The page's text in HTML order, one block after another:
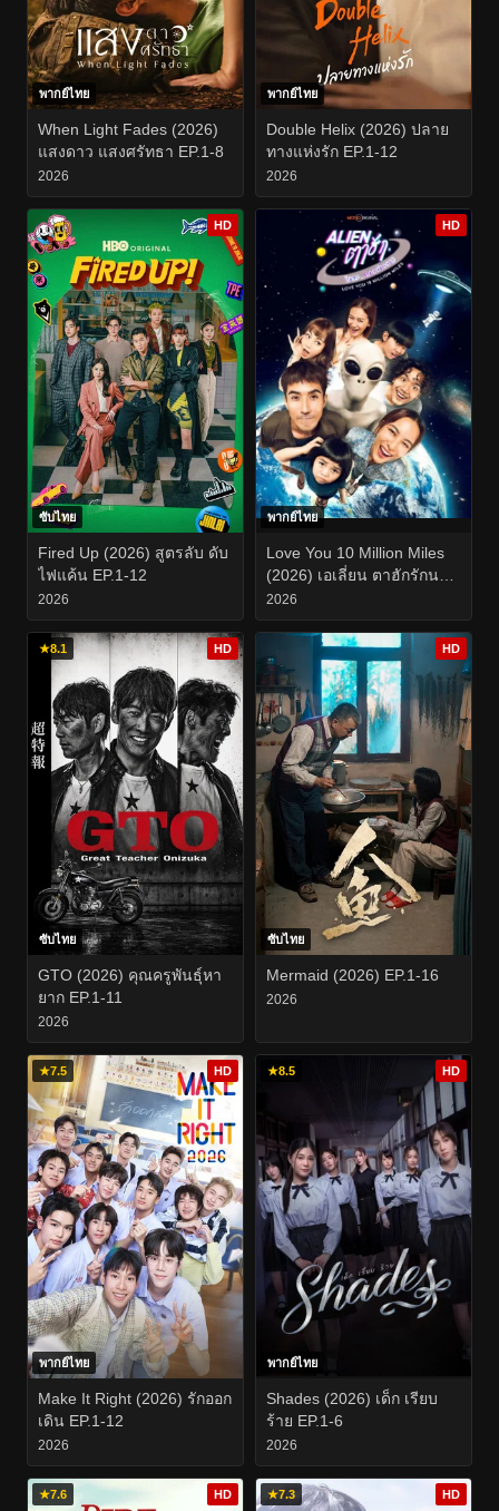
พากย์ไทย
When Light Fades (2026)
แสงดาว แสงศรัทธา EP.1-8
2026
พากย์ไทย
Double Helix (2026) ปลาย
ทางแห่งรัก EP.1-12
2026
HD
ซับไทย
Fired Up (2026) สูตรลับ ดับ
ไฟแค้น EP.1-12
2026
HD
พากย์ไทย
Love You 10 Million Miles
(2026) เอเลี่ยน ตาฮักรักนะ
นายต่างดาว EP.1-6
2026
★8.1 HD
ซับไทย
GTO (2026) คุณครูพันธุ์หา
ยาก EP.1-11
2026
HD
ซับไทย
Mermaid (2026) EP.1-16
2026
★7.5 HD
พากย์ไทย
Make It Right (2026) รักออก
เดิน EP.1-12
2026
★8.5 HD
พากย์ไทย
Shades (2026) เด็ก เรียบ
ร้าย EP.1-6
2026
★7.6 HD ★7.3 HD